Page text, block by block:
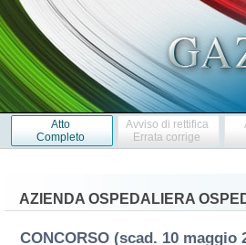
Atto
Completo
Avviso di rettifica
Errata corrige
AZIENDA OSPEDALIERA
CONCORSO (scad. 10 maggio